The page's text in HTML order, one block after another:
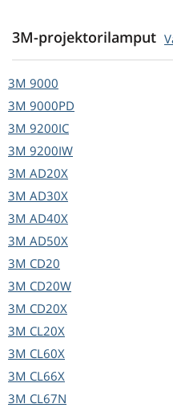
3M-projektorilamput
3M 9000
3M 9000PD
3M 9200IC
3M 9200IW
3M AD20X
3M AD30X
3M AD40X
3M AD50X
3M CD20
3M CD20W
3M CD20X
3M CL20X
3M CL60X
3M CL66X
3M CL67N